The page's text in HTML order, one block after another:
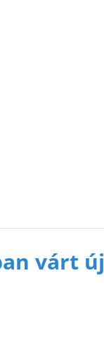
várt új